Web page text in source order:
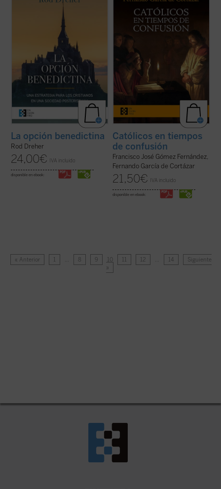
de contenido religioso más importante y
retorno a la propuesta de vida de san
(ver ficha)
La opción benedictina
Rod Dreher
24,00€ IVA incluido
disponible en ebook:
manifiesto a favor de que el humanismo de
tradición cristiana vuelva a ser la
referencia que nos defina, de tal forma que
nuestros valores, los propios de la
civilización occidental, recuperen su ...
Católicos en tiempos
de confusión
Francisco José Gómez Fernández,
Fernando García de Cortázar
21,50€ IVA incluido
disponible en ebook:
« Anterior 1 … 8 9 10 11 12 … 14
Siguiente
»